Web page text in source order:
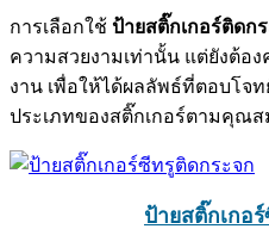
การเลือกใช้ ป้ายสติ๊กเกอร์ติดก
ความสวยงามเท่านั้น แต่ยังต้อ
งาน เพื่อให้ได้ผลลัพธ์ที่ตอบโจ
ประเภทของสติ๊กเกอร์ตามคุณส
ป้ายสติ๊กเกอ